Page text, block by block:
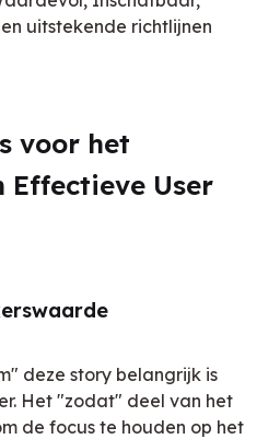
uitstekende richtlijnen
voor het
Effectieve User
deze story belangrijk is
Het "zodat" deel van het
de focus te houden op het